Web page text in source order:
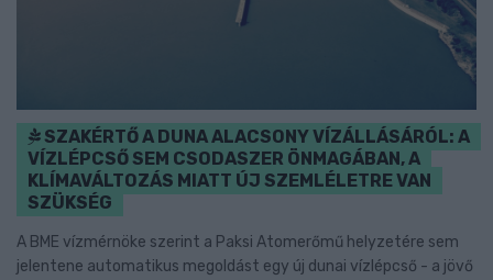
SZAKÉRTŐ A DUNA ALACSONY VÍZÁLLÁSÁRÓL: A
VÍZLÉPCSŐ SEM CSODASZER ÖNMAGÁBAN, A
KLÍMAVÁLTOZÁS MIATT ÚJ SZEMLÉLETRE VAN
SZÜKSÉG
A BME vízmérnöke szerint a Paksi Atomerőmű helyzetére sem
jelentene automatikus megoldást egy új dunai vízlépcső - a jövő